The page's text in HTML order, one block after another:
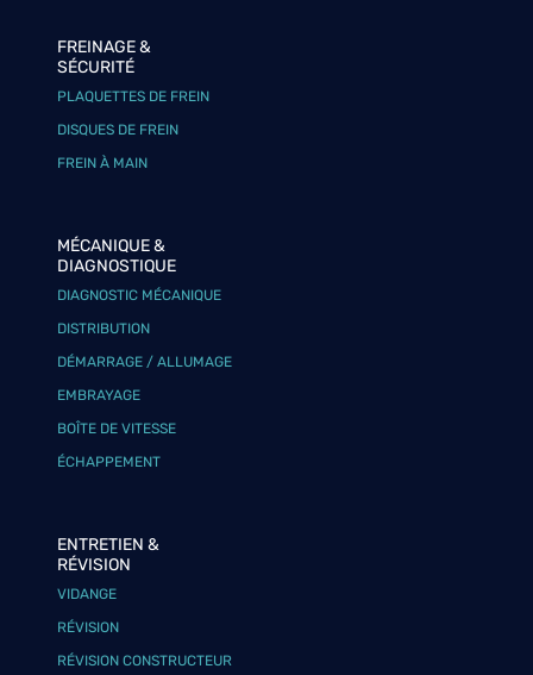
FREINAGE &
SÉCURITÉ
PLAQUETTES DE FREIN
DISQUES DE FREIN
FREIN À MAIN
MÉCANIQUE &
DIAGNOSTIQUE
DIAGNOSTIC MÉCANIQUE
DISTRIBUTION
DÉMARRAGE / ALLUMAGE
EMBRAYAGE
BOÎTE DE VITESSE
ÉCHAPPEMENT
ENTRETIEN &
RÉVISION
VIDANGE
RÉVISION
RÉVISION CONSTRUCTEUR